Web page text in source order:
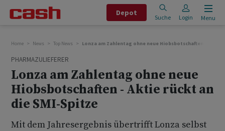
Depot
Suche Login Menu
Home News Top News Lonza am Zahlentag ohne neue Hiobsbotschaften - Aktie
PHARMAZULIEFERER
Lonza am Zahlentag ohne neue
Hiobsbotschaften - Aktie rückt an
die SMI-Spitze
Mit dem Jahresergebnis übertrifft Lonza selbst